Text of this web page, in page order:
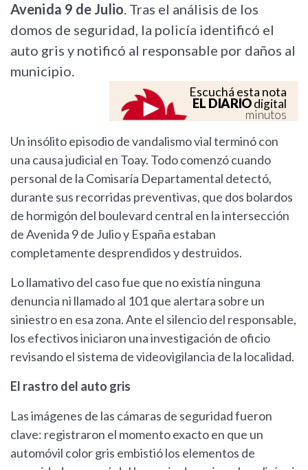
Avenida 9 de Julio. Tras el análisis de los
domos de seguridad, la policía identificó el
auto gris y notificó al responsable por daños al
municipio.
Escuchá esta nota
EL DIARIOdigital
minutos
Un insólito episodio de vandalismo vial terminó con
una causa judicial en Toay. Todo comenzó cuando
personal de la Comisaría Departamental detectó,
durante sus recorridas preventivas, que dos bolardos
de hormigón del boulevard central en la intersección
de Avenida 9 de Julio y España estaban
completamente desprendidos y destruidos.
Lo llamativo del caso fue que no existía ninguna
denuncia ni llamado al 101 que alertara sobre un
siniestro en esa zona. Ante el silencio del responsable,
los efectivos iniciaron una investigación de oficio
revisando el sistema de videovigilancia de la localidad.
El rastro del auto gris
Las imágenes de las cámaras de seguridad fueron
clave: registraron el momento exacto en que un
automóvil color gris embistió los elementos de